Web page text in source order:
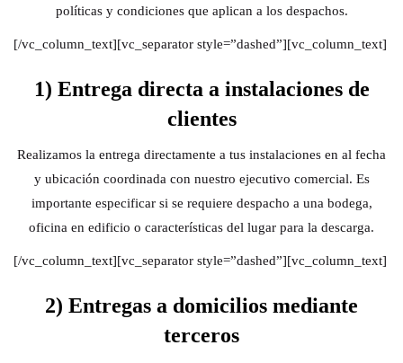
políticas y condiciones que aplican a los despachos.
[/vc_column_text][vc_separator style=”dashed”][vc_column_text]
1) Entrega directa a instalaciones de
clientes
Realizamos la entrega directamente a tus instalaciones en al fecha
y ubicación coordinada con nuestro ejecutivo comercial. Es
importante especificar si se requiere despacho a una bodega,
oficina en edificio o características del lugar para la descarga.
[/vc_column_text][vc_separator style=”dashed”][vc_column_text]
2) Entregas a domicilios mediante
terceros